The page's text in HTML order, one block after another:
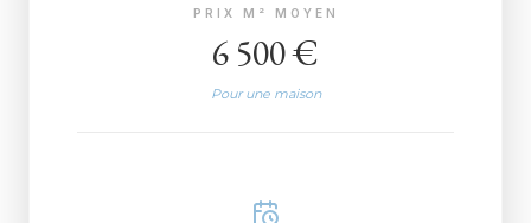
PRIX M² MOYEN
6 500 €
Pour une maison